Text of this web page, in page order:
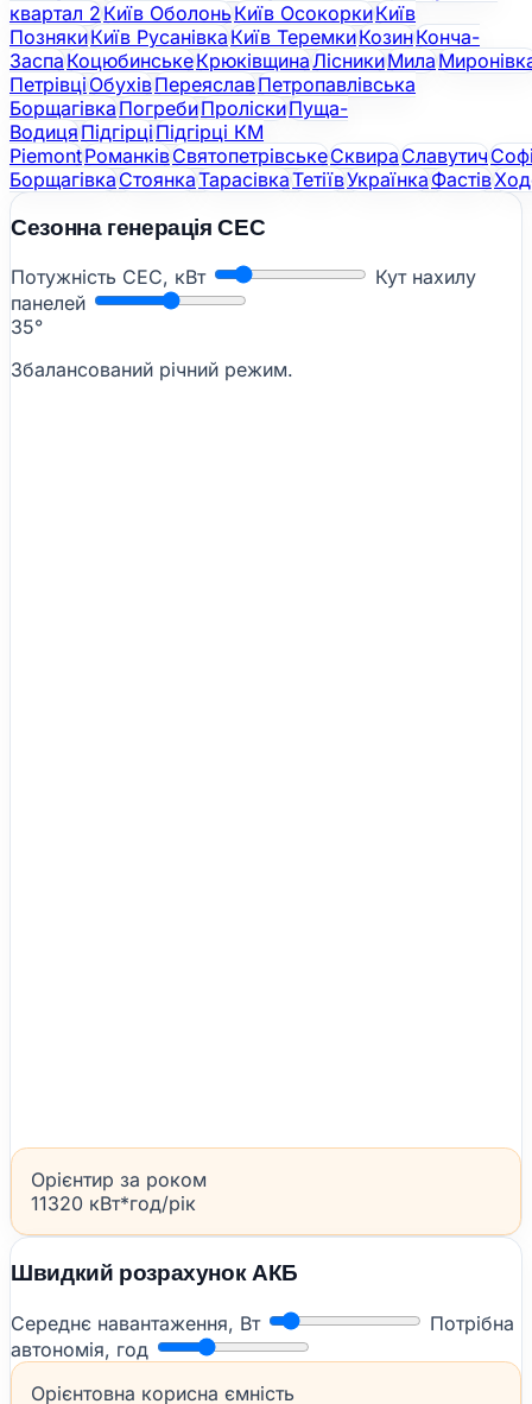
квартал 2Київ ОболоньКиїв ОсокоркиКиїв
ПознякиКиїв РусанівкаКиїв ТеремкиКозинКонча-
ЗаспаКоцюбинськеКрюківщинаЛісникиМила
ПетрівціОбухівПереяславПетропавлівська
БорщагівкаПогребиПроліскиПуща-
ВодицяПідгірціПідгірці КМ
PiemontРоманківСвятопетрівськеСквираСлавутич
БорщагівкаСтоянкаТарасівкаТетіївУкраїнкаФастів
Сезонна генерація СЕС
Потужність СЕС, кВт
Кут нахилу
панелей
35°
Збалансований річний режим.
Орієнтир за роком
11320 кВт*год/рік
Швидкий розрахунок АКБ
Середнє навантаження, Вт
Потрібна
автономія, год
Орієнтовна корисна ємність